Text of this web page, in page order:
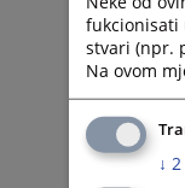
fukcionisati
stvari (npr.
Na ovom
↓ 2